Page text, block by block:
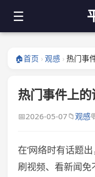
☰
🏠首页 › 观感 › 热门事
热门事件上
📅2026-05-07 📁观感
在‘网络时有话题出
刷视频、看新闻免